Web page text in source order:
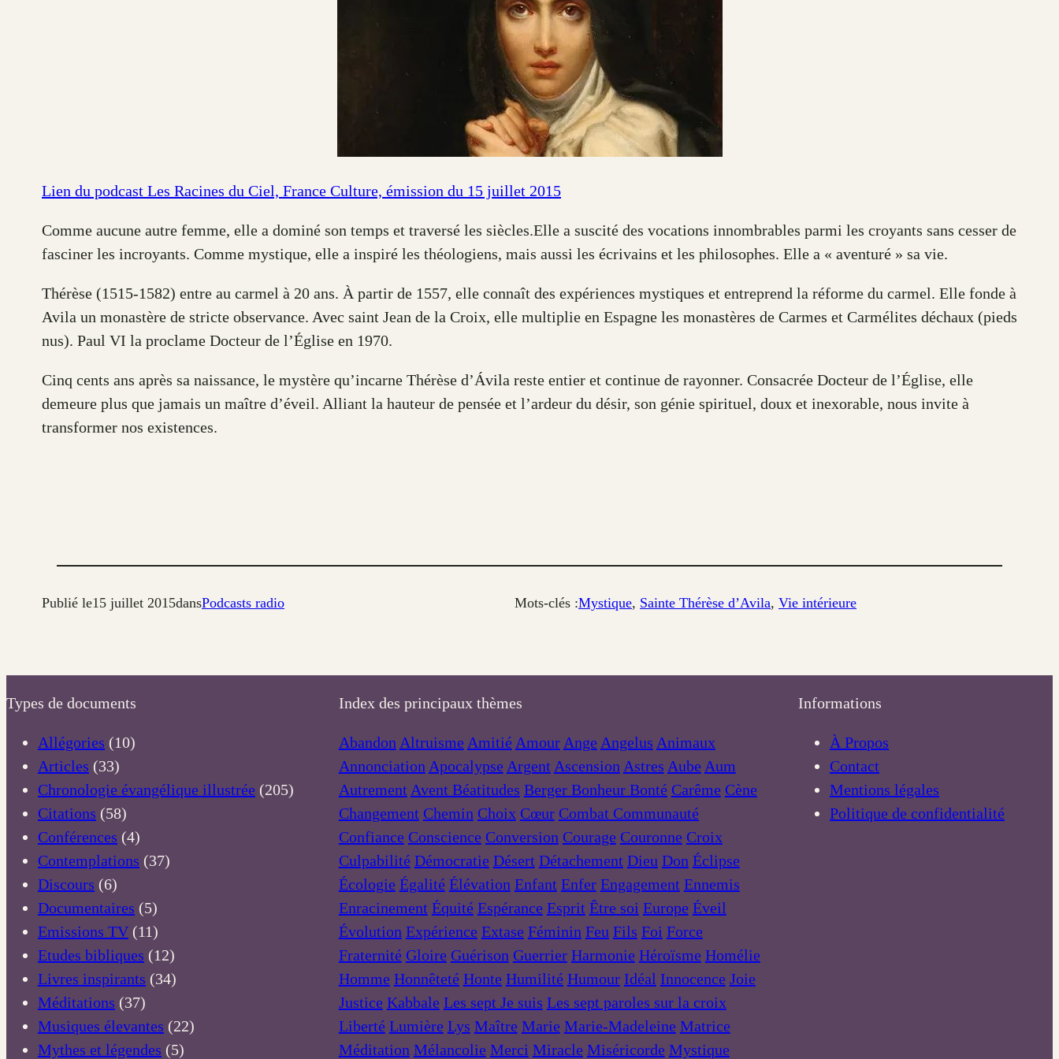
Lien du podcast Les Racines du Ciel, France Culture, émission du 15 juillet 2015
Comme aucune autre femme, elle a dominé son temps et traversé les siècles.Elle a suscité des vocations innombrables parmi les croyants sans cesser de
fasciner les incroyants. Comme mystique, elle a inspiré les théologiens, mais aussi les écrivains et les philosophes. Elle a « aventuré » sa vie.
Thérèse (1515-1582) entre au carmel à 20 ans. À partir de 1557, elle connaît des expériences mystiques et entreprend la réforme du carmel. Elle fonde à
Avila un monastère de stricte observance. Avec saint Jean de la Croix, elle multiplie en Espagne les monastères de Carmes et Carmélites déchaux (pieds
nus). Paul VI la proclame Docteur de l’Église en 1970.
Cinq cents ans après sa naissance, le mystère qu’incarne Thérèse d’Ávila reste entier et continue de rayonner. Consacrée Docteur de l’Église, elle
demeure plus que jamais un maître d’éveil. Alliant la hauteur de pensée et l’ardeur du désir, son génie spirituel, doux et inexorable, nous invite à
transformer nos existences.
Publié le15 juillet 2015dansPodcasts radio Mots-clés :Mystique, Sainte Thérèse d’Avila, Vie intérieure
Types de documents
Allégories (10)
Articles (33)
Chronologie évangélique illustrée (205)
Citations (58)
Conférences (4)
Contemplations (37)
Discours (6)
Documentaires (5)
Emissions TV (11)
Etudes bibliques (12)
Livres inspirants (34)
Méditations (37)
Musiques élevantes (22)
Mythes et légendes (5)
Index des principaux thèmes
Abandon Altruisme Amitié Amour Ange Angelus Animaux
Annonciation Apocalypse Argent Ascension Astres Aube Aum
Autrement Avent Béatitudes Berger BonheurBonté Carême Cène
Changement Chemin Choix Cœur Combat Communauté
Confiance Conscience Conversion Courage Couronne Croix
Culpabilité Démocratie Désert Détachement Dieu Don Éclipse
Écologie Égalité Élévation Enfant Enfer Engagement Ennemis
Enracinement Équité Espérance Esprit Être soi Europe Éveil
Évolution Expérience Extase Féminin Feu Fils Foi Force
Fraternité Gloire Guérison Guerrier Harmonie Héroïsme Homélie
Homme Honnêteté Honte Humilité Humour Idéal Innocence Joie
Justice Kabbale Les sept Je suis Les sept paroles sur la croix
Liberté Lumière Lys Maître Marie Marie-Madeleine Matrice
Méditation Mélancolie Merci Miracle Miséricorde Mystique
Informations
À Propos
Contact
Mentions légales
Politique de confidentialité